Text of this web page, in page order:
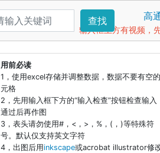
查找 高
输入框上方有视频，
用前必读
1，使用excel存储并调整数据，数据不要有空
元格
2，先用输入框下方的“输入检查”按钮检查输入
通过后再作图
3，表头请勿使用#，<，>，%，(，)等特殊符
号。默认仅支持英文字符
4，出图后用inkscape或acrobat illustrator修